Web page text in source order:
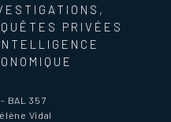
PRIVÉES
BAL 357
Vidal